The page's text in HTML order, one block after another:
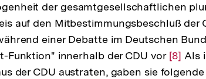
der gesamtgesellschaftlichen
auf den Mitbestimmungsbeschluß der
einer Debatte im Deutschen
Funktion" innerhalb der CDU vor Zur
[8] Als
der CDU austraten, gaben sie